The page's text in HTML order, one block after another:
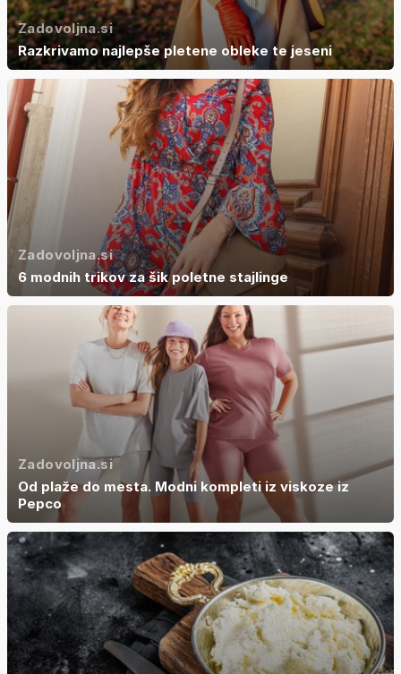
Zadovoljna.si
Razkrivamo najlepše pletene obleke te jeseni
Zadovoljna.si
6 modnih trikov za šik poletne stajlinge
Zadovoljna.si
Od plaže do mesta. Modni kompleti iz viskoze iz
Pepco